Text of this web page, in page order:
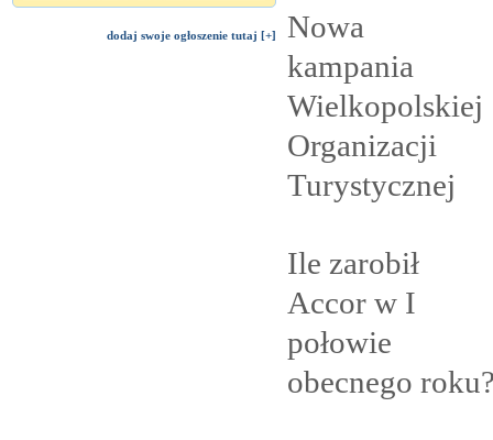
dodaj swoje ogłoszenie tutaj [+]
Nowa
kampania
Wielkopolskiej
Organizacji
Turystycznej
Ile zarobił
Accor w I
połowie
obecnego